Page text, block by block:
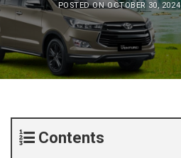
POSTED ONOCTOBER 30, 2024
Contents